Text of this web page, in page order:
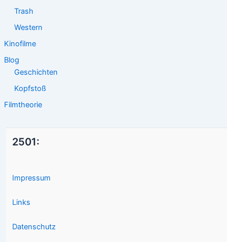
Trash
Western
Kinofilme
Blog
Geschichten
Kopfstoß
Filmtheorie
2501:
Impressum
Links
Datenschutz